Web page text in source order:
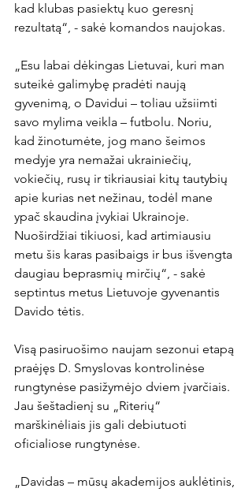
kad klubas pasiektų kuo geresnį
rezultatą“, - sakė komandos naujokas.
„Esu labai dėkingas Lietuvai, kuri man
suteikė galimybę pradėti naują
gyvenimą, o Davidui – toliau užsiimti
savo mylima veikla – futbolu. Noriu,
kad žinotumėte, jog mano šeimos
medyje yra nemažai ukrainiečių,
vokiečių, rusų ir tikriausiai kitų tautybių
apie kurias net nežinau, todėl mane
ypač skaudina įvykiai Ukrainoje.
Nuoširdžiai tikiuosi, kad artimiausiu
metu šis karas pasibaigs ir bus išvengta
daugiau beprasmių mirčių“, - sakė
septintus metus Lietuvoje gyvenantis
Davido tėtis.
Visą pasiruošimo naujam sezonui etapą
praėjęs D. Smyslovas kontrolinėse
rungtynėse pasižymėjo dviem įvarčiais.
Jau šeštadienį su „Riterių“
marškinėliais jis gali debiutuoti
oficialiose rungtynėse.
„Davidas – mūsų akademijos auklėtinis,